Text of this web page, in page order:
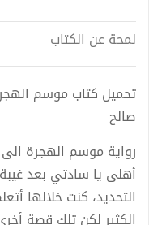
لمحة عن الكتاب
صالح
رواية موسم الهجرة
أهلى يا سادتي بعد
التحديد، كنت خلالها
الكثير لكن تلك قصة